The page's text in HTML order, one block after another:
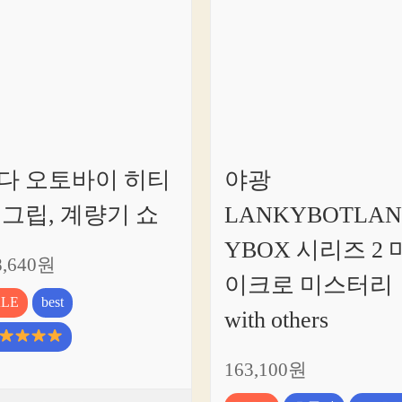
오토바이 히티
립, 계량기 쇼
원
best
야광
YBOX 시리즈 2
이크로 미스터리
with others
163,100원